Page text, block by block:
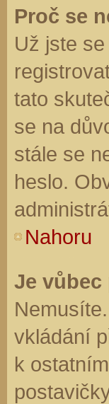
Proč se
Už jste
tato
se na
stále se
heslo.
Nahoru
Je
vkládání
k